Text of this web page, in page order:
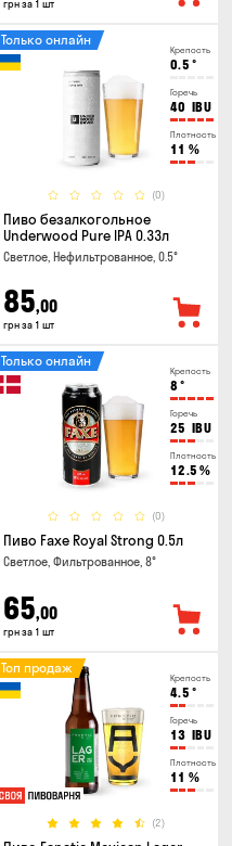
грн за 1 шт
Крепость
0.5 °
Горечь
40 IBU
Плотность
11 %
(0)
Только онлайн
Пиво безалкогольное
Underwood Pure IPA 0.33л
Светлое, Нефильтрованное, 0.5°
85,00
грн за 1 шт
Крепость
8 °
Горечь
25 IBU
Плотность
12.5 %
(0)
Только онлайн
Пиво Faxe Royal Strong 0.5л
Светлое, Фильтрованное, 8°
65,00
грн за 1 шт
Крепость
4.5 °
Горечь
13 IBU
Плотность
11 %
(2)
Топ продаж